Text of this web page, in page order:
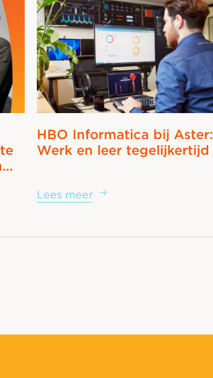
HBO Informatica bij Aster:
Werk en leer tegelijkertijd
Lees meer